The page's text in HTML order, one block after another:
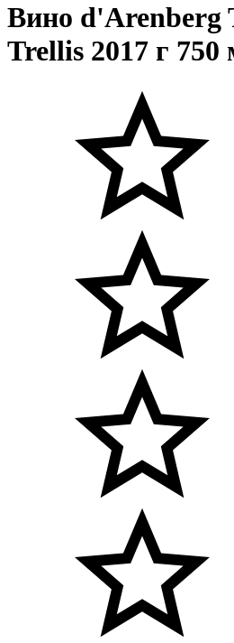
Вино d'Arenberg
Trellis 2017 г 750